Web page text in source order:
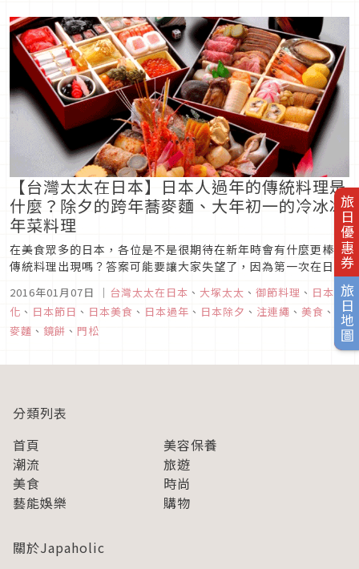
旅日優惠券
旅日地圖
【台灣太太在日本】日本人過年的傳統料理是
什麼？除夕的跨年蕎麥麵、大年初一的冷冰冰
年菜料理
在美食眾多的日本，各位是不是很期待在新年時會有什麼更棒的
傳統料理出現嗎？答案可能要讓大家失望了，因為第一次在日本
過年的大塚太太，跟著夫家一起度過後，只有一個感想～什麼？
過年的傳統年菜（おせち料理）怎麼是冷冰冰的？
2016年01月07日 ｜ 台灣太太在日本 、 大塚太太 、 御節料理 、 日本文
化 、 日本節日 、 日本美食 、 日本過年 、 日本除夕 、 注連繩 、 美食 、
蕎
麥麵 、 鏡餅 、 門松
分類列表
首頁
美容保養
潮流
旅遊
美食
時尚
藝能娛樂
購物
關於Japaholic